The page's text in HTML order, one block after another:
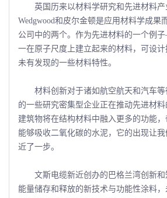
英国历来以材料学研究和先进材料产
Wedgwood和皮尔金顿是应用材料学成果
公司中的两个。作为先进材料的一个
一在原子尺度上建立起来的材料，可设
未有发现的一些材料特性。
材料创新对于诸如航空航天和汽车等
的一些研究密集型企业正在推动先进材
建筑物将在结构材料中融入更多的功能
能够吸收二氧化碳的水泥，它的出现让
近了一步。
文斯电缆新近创办的巴格兰湾创新和
能量储存和释放的新技术与功能性涂料，